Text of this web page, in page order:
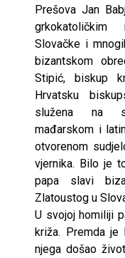
Prešova Jan
Slovačke i
bizantskom
Stipić, biskup
Hrvatsku
služena na
mađarskom i
otvorenom
vjernika. Bilo je
papa slavi
Zlatoustog u
U svojoj homiliji
križa. Premda
njega došao